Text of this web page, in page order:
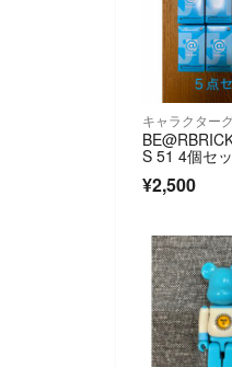
キャラクター
S 51 4個セ
¥2,500